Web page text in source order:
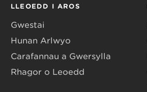
LLEOEDD I AROS
Gwestai
Hunan Arlwyo
Carafannau a Gwersylla
Rhagor o Leoedd